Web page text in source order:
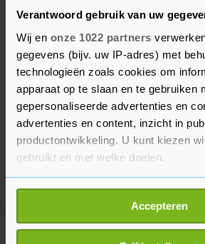
Verantwoord gebruik van uw
Wij en onze 1022 partners
gegevens (bijv. uw IP-adres) met
technologieën zoals cookies om
apparaat op te slaan en te gebruiken
gepersonaliseerde advertenties en
advertenties en content, inzicht in
productontwikkeling. U kunt kiezen
gebruikt en met welke doelen.
Als u het toestaat, willen we ook
Informatie verzamelen over
locatie, die tot een paar meter
Accepteren